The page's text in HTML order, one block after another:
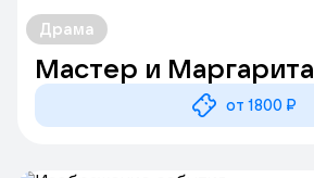
Драма
Мастер и Маргарита
от 1800 ₽